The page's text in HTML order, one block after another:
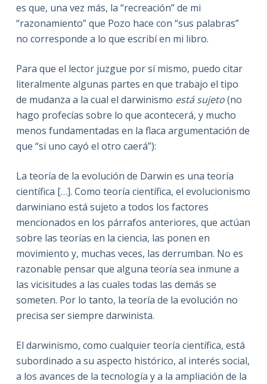
es que, una vez más, la “recreación” de mi
“razonamiento” que Pozo hace con “sus palabras”
no corresponde a lo que escribí en mi libro.
Para que el lector juzgue por sí mismo, puedo citar
literalmente algunas partes en que trabajo el tipo
de mudanza a la cual el darwinismo está sujeto(no
hago profecías sobre lo que acontecerá, y mucho
menos fundamentadas en la flaca argumentación de
que “si uno cayó el otro caerá”):
La teoría de la evolución de Darwin es una teoría
científica […]. Como teoría científica, el evolucionismo
darwiniano está sujeto a todos los factores
mencionados en los párrafos anteriores, que actúan
sobre las teorías en la ciencia, las ponen en
movimiento y, muchas veces, las derrumban. No es
razonable pensar que alguna teoría sea inmune a
las vicisitudes a las cuales todas las demás se
someten. Por lo tanto, la teoría de la evolución no
precisa ser siempre darwinista.
El darwinismo, como cualquier teoría científica, está
subordinado a su aspecto histórico, al interés social,
a los avances de la tecnología y a la ampliación de la